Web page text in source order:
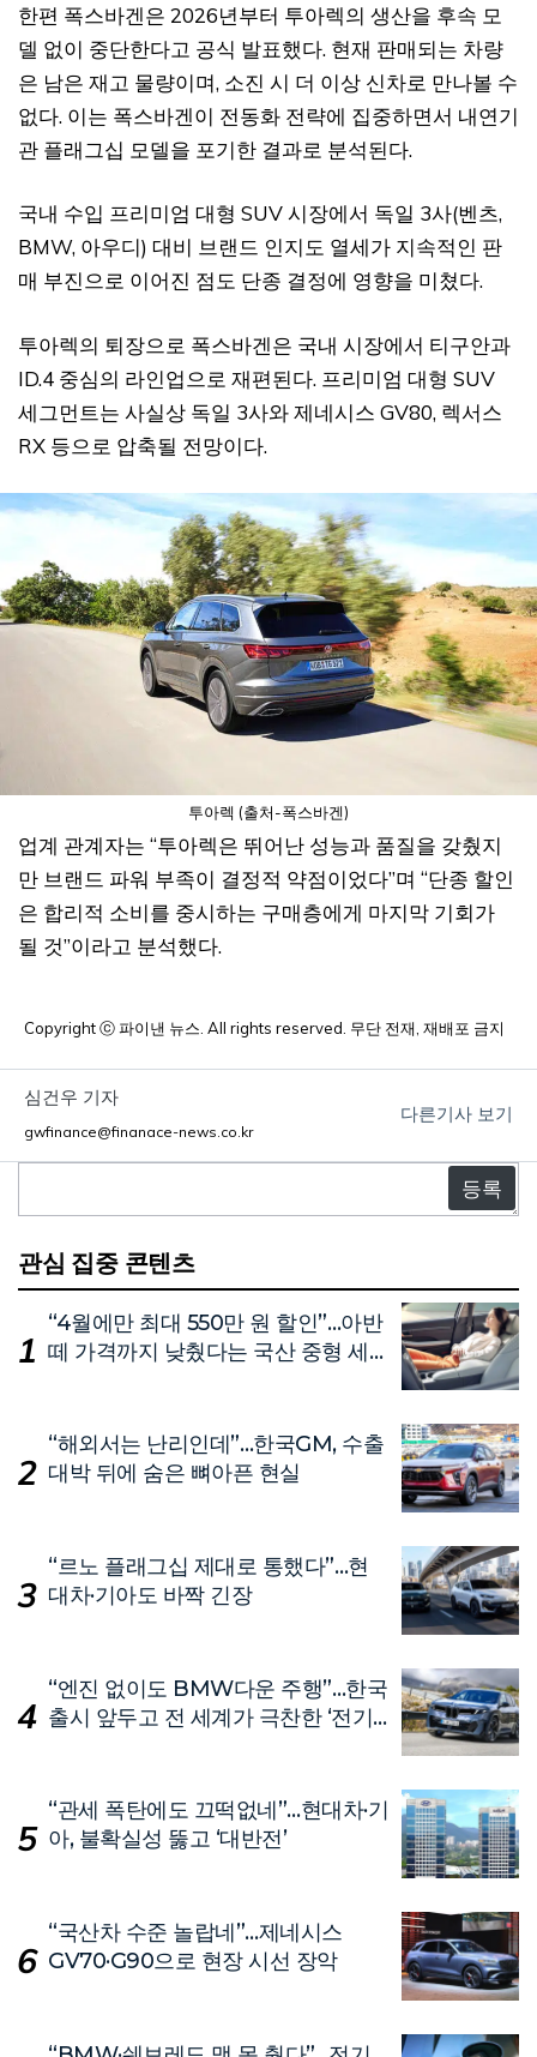
한편 폭스바겐은 2026년부터 투아렉의 생산을 후속 모
델 없이 중단한다고 공식 발표했다. 현재 판매되는 차량
은 남은 재고 물량이며, 소진 시 더 이상 신차로 만나볼 수
없다. 이는 폭스바겐이 전동화 전략에 집중하면서 내연기
관 플래그십 모델을 포기한 결과로 분석된다.
국내 수입 프리미엄 대형 SUV 시장에서 독일 3사(벤츠,
BMW, 아우디) 대비 브랜드 인지도 열세가 지속적인 판
매 부진으로 이어진 점도 단종 결정에 영향을 미쳤다.
투아렉의 퇴장으로 폭스바겐은 국내 시장에서 티구안과
ID.4 중심의 라인업으로 재편된다. 프리미엄 대형 SUV
세그먼트는 사실상 독일 3사와 제네시스 GV80, 렉서스
RX 등으로 압축될 전망이다.
투아렉 (출처-폭스바겐)
업계 관계자는 “투아렉은 뛰어난 성능과 품질을 갖췄지
만 브랜드 파워 부족이 결정적 약점이었다”며 “단종 할인
은 합리적 소비를 중시하는 구매층에게 마지막 기회가
될 것”이라고 분석했다.
Copyright ⓒ 파이낸 뉴스. All rights reserved. 무단 전재, 재배포 금지
심건우 기자
gwfinance@finanace-news.co.kr
다른기사 보기
글
관심 집중 콘텐츠
“4월에만 최대 550만 원 할인”…아반
떼 가격까지 낮췄다는 국산 중형 세
“해외서는 난리인데”…한국GM, 수출
대박 뒤에 숨은 뼈아픈 현실
“르노 플래그십 제대로 통했다”…현
대차·기아도 바짝 긴장
“엔진 없이도 BMW다운 주행”…한국
출시 앞두고 전 세계가 극찬한 ‘전기
“관세 폭탄에도 끄떡없네”…현대차·기
아, 불확실성 뚫고 ‘대반전’
“국산차 수준 놀랍네”…제네시스
GV70·G90으로 현장 시선 장악